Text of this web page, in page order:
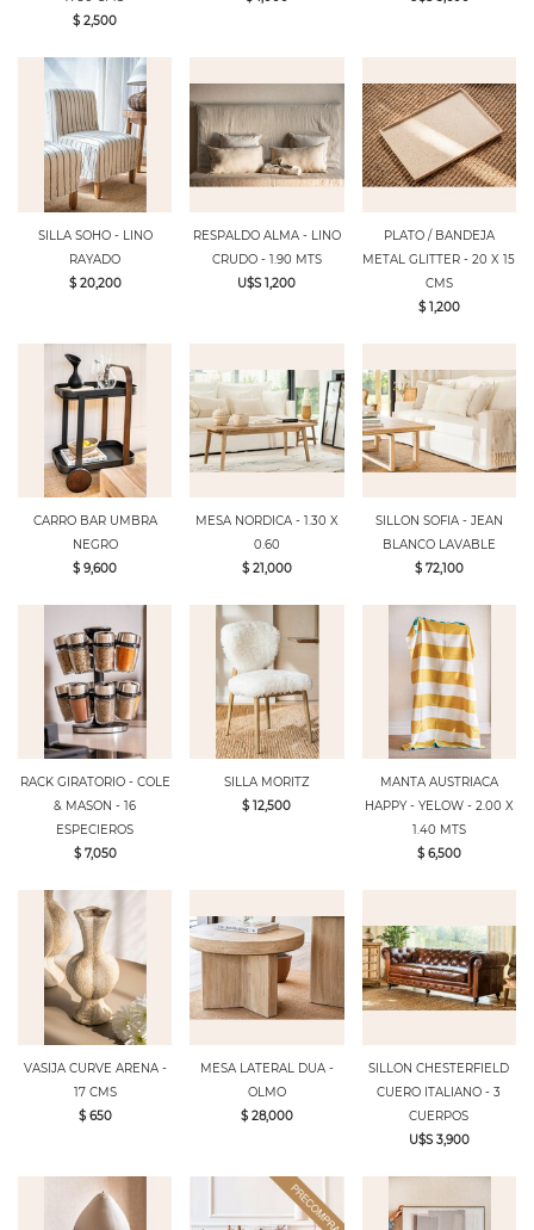
$ 2,500
SILLA SOHO - LINO
RAYADO
$ 20,200
RESPALDO ALMA - LINO
CRUDO - 1.90 MTS
U$S 1,200
PLATO / BANDEJA
METAL GLITTER - 20 X 15
CMS
$ 1,200
CARRO BAR UMBRA
NEGRO
$ 9,600
MESA NORDICA - 1.30 X
0.60
$ 21,000
SILLON SOFIA - JEAN
BLANCO LAVABLE
$ 72,100
RACK GIRATORIO - COLE
& MASON - 16
ESPECIEROS
$ 7,050
SILLA MORITZ
$ 12,500
MANTA AUSTRIACA
HAPPY - YELOW - 2.00 X
1.40 MTS
$ 6,500
VASIJA CURVE ARENA -
17 CMS
$ 650
MESA LATERAL DUA -
OLMO
$ 28,000
SILLON CHESTERFIELD
CUERO ITALIANO - 3
CUERPOS
U$S 3,900